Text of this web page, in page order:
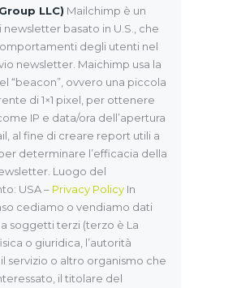
LLC) Mailchimp è un
newsletter basato in U.S., che
degli utenti nel
newsletter. Maichimp usa la
“beacon”, ovvero una piccola
di 1×1 pixel, per ottenere
IP e data/ora dell’apertura
al fine di creare report utili a
determinare l’efficacia della
Luogo del
USA – Privacy Policy In
cediamo o vendiamo dati
soggetti terzi (terzo è La
o giuridica, l’autorità
servizio o altro organismo che
il titolare del